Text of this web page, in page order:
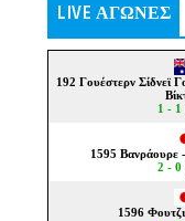
LIVE ΑΓΩΝΕΣ